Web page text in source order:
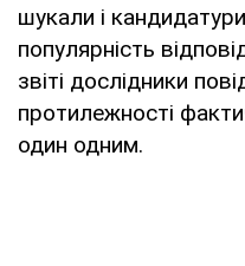
шукали і
популярність
звіті дослідники
протилежності
один одним.